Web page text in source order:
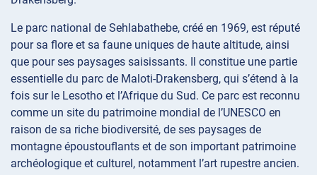
Le parc national de Sehlabathebe, créé en 1969, est réputé
pour sa flore et sa faune uniques de haute altitude, ainsi
que pour ses paysages saisissants. Il constitue une partie
essentielle du parc de Maloti-Drakensberg, qui s’étend à la
fois sur le Lesotho et l’Afrique du Sud. Ce parc est reconnu
comme un site du patrimoine mondial de l’UNESCO en
raison de sa riche biodiversité, de ses paysages de
montagne époustouflants et de son important patrimoine
archéologique et culturel, notamment l’art rupestre ancien.